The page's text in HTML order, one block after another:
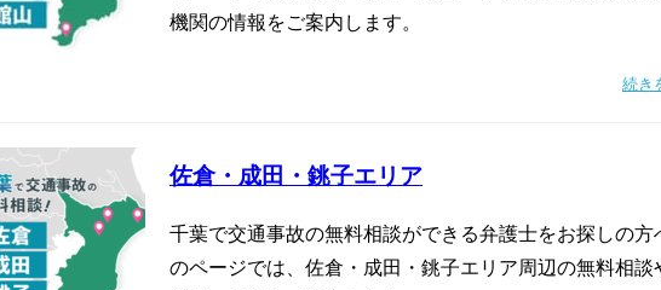
機関の情報をご案内します。
続き
佐倉・成田・銚子エリア
千葉で交通事故の無料相談ができる弁護士をお探しの方
のページでは、佐倉・成田・銚子エリア周辺の無料相談